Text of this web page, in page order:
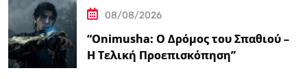
08/08/2026
“Onimusha: Ο Δρόμος του Σπαθιού –
Η Τελική Προεπισκόπηση”